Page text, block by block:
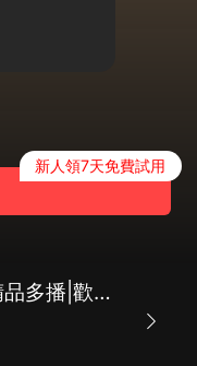
新人領7天免費試用
今天我要嫁給你|精品多播|歡脫|都市言情